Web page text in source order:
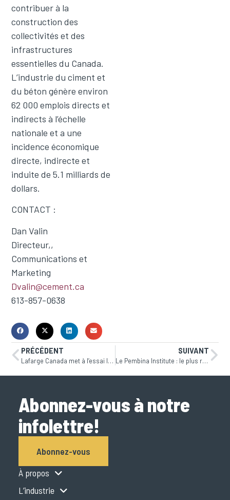
contribuer à la
construction des
collectivités et des
infrastructures
essentielles du Canada.
L’industrie du ciment et
du béton génère environ
62 000 emplois directs et
indirects à l’échelle
nationale et a une
incidence économique
directe, indirecte et
induite de 5.1 milliards de
dollars.
CONTACT :
Dan Valin
Directeur,,
Communications et
Marketing
Dvalin@cement.ca
613-857-0638
PRÉCÉDENT
Lafarge Canada met à l’essai la technologie ECOCycle à son usine de St-Constant pour favoriser la construction circulaire
SUIVANT
Le Pembina Institute : le plus récent invité à notre balado Parlons Béton
Abonnez-vous à notre
infolettre!
Abonnez-vous
À propos
L’industrie